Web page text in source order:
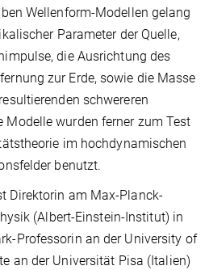
Wellenform-Modellen gelang
Parameter der Quelle,
die Ausrichtung des
zur Erde, sowie die Masse
schwereren
Modelle wurden ferner zum Test
im hochdynamischen
benutzt.
Direktorin am Max-Planck-
(Albert-Einstein-Institut) in
Professorin an der University of
an der Universität Pisa (Italien)